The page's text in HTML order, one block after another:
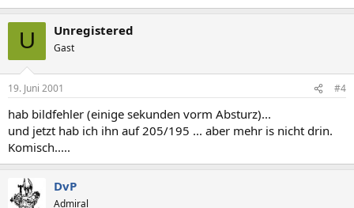
U Unregistered
Gast
19. Juni 2001 #4
hab bildfehler (einige sekunden vorm Absturz)...
und jetzt hab ich ihn auf 205/195 ... aber mehr is nicht drin.
Komisch.....
DvP
Admiral